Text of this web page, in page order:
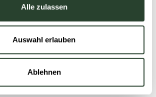
Alle zulassen
Auswahl erlauben
Ablehnen
abzuleiten, ohne dabei die
der Betroffenen zu gefährden
in der Diskriminierung,
und weitere